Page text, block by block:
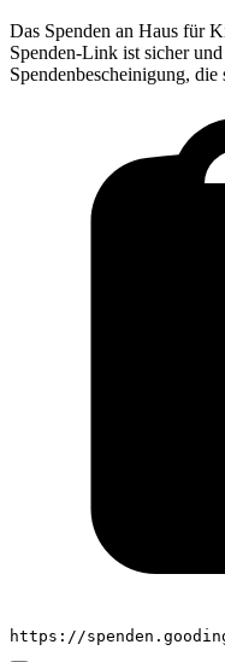
Das Spenden an Haus für
Spenden-Link ist sicher
Spendenbescheinigung,
https://